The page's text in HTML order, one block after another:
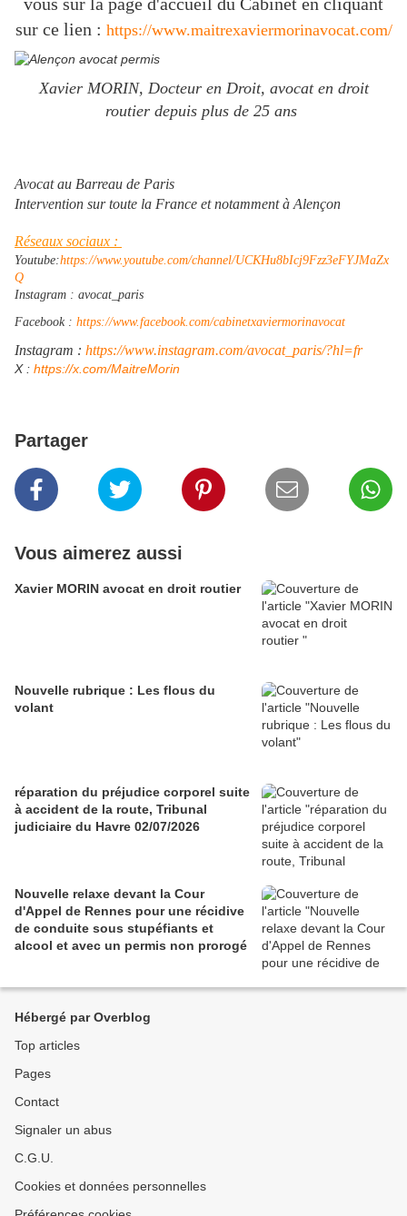
sur ce lien : https://www.maitrexaviermorinavocat.com/
Xavier MORIN, Docteur en Droit, avocat en droit
routier depuis plus de 25 ans
Avocat au Barreau de Paris
Intervention sur toute la France et notamment à Alençon
Réseaux sociaux :
Youtube:https://www.youtube.com/channel/UCKHu8bIcj9Fzz3eFYJMaZx
Q
Instagram : avocat_paris
Facebook : https://www.facebook.com/cabinetxaviermorinavocat
Instagram : https://www.instagram.com/avocat_paris/?hl=fr
​X : https://x.com/MaitreMorin
Partager
Vous aimerez aussi
Xavier MORIN avocat en droit routier
Nouvelle rubrique : Les flous du
volant
réparation du préjudice corporel suite
à accident de la route, Tribunal
judiciaire du Havre 02/07/2026
Nouvelle relaxe devant la Cour
d'Appel de Rennes pour une récidive
de conduite sous stupéfiants et
alcool et avec un permis non prorogé
Hébergé par Overblog
Top articles
Pages
Contact
Signaler un abus
C.G.U.
Cookies et données personnelles